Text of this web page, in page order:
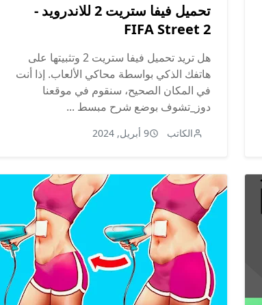
تحميل فيفا ستريت 2 للاندرويد -
FIFA Street 2
هل تريد تحميل فيفا ستريت 2 وتثبيتها على
هاتفك الذكي بواسطة محاكي الألعاب. إذا أنت
في المكان الصحيح، سنقوم في موقعنا
دوز_تشوف بوضع شرح مبسط ...
الكاتب 9 أبريل, 2024